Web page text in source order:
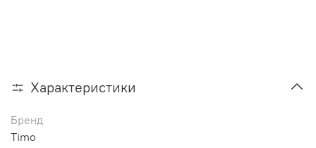
Характеристики
Бренд
Timo